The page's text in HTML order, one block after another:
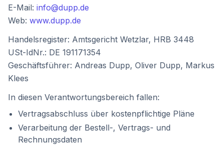
E-Mail: info@dupp.de
Web: www.dupp.de
Handelsregister: Amtsgericht Wetzlar, HRB 3448
USt-IdNr.: DE 191171354
Geschäftsführer: Andreas Dupp, Oliver Dupp, Markus
Klees
In diesen Verantwortungsbereich fallen:
Vertragsabschluss über kostenpflichtige Pläne
Verarbeitung der Bestell-, Vertrags- und
Rechnungsdaten